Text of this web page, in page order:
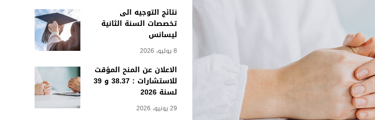
نتائج التوجيه الى
تخصصات السنة الثانية
ليسانس
8 يوليو، 2026
الاعلان عن المنح المؤقت
للاستشارات : 38.37 و 39
لسنة 2026
29 يونيو، 2026